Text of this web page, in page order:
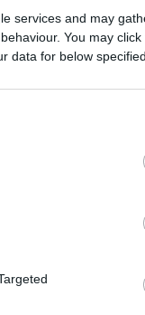
services and may
You may
data for below
és Indítása
és
stratégiáját,
az
Az adatok
stratégiák
36
318